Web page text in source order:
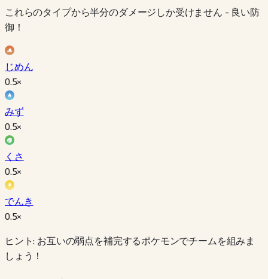
これらのタイプから半分のダメージしか受けません - 良い防
御！
じめん
0.5×
みず
0.5×
くさ
0.5×
でんき
0.5×
ヒント: お互いの弱点を補完するポケモンでチームを組みま
しょう！